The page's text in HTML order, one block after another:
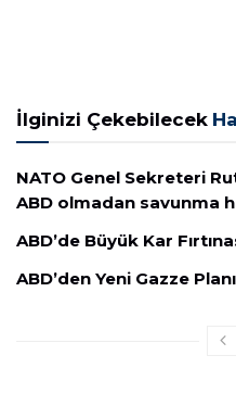
İlginizi Çekebilecek
NATO Genel Sekreteri
ABD olmadan savunma
ABD’de Büyük Kar
ABD’den Yeni Gazze Planı